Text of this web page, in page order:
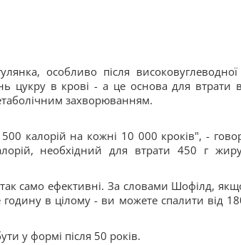
особливо після
цукру в крові - а це основа для втрати
захворюванням.
калорій на кожні 10 000 кроків", -
необхідний для втрати 450 г
само ефективні. За словами Шофілд,
в цілому - ви можете спалити від
у формі після 50 років.